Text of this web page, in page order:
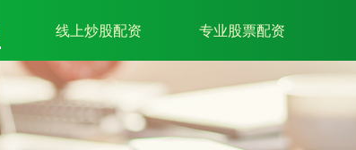
线上炒股配资 专业股票配资